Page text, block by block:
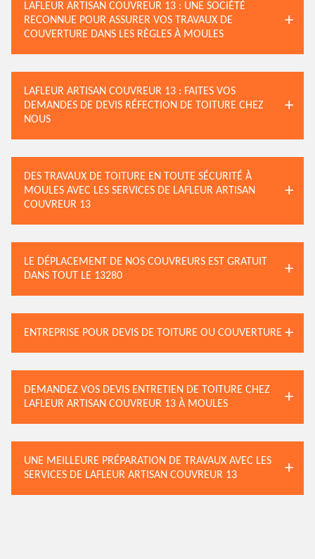
LAFLEUR ARTISAN COUVREUR 13 : UNE SOCIÉTÉ
RECONNUE POUR ASSURER VOS TRAVAUX DE
COUVERTURE DANS LES RÈGLES À MOULES
LAFLEUR ARTISAN COUVREUR 13 : FAITES VOS
DEMANDES DE DEVIS RÉFECTION DE TOITURE CHEZ
NOUS
DES TRAVAUX DE TOITURE EN TOUTE SÉCURITÉ À
MOULES AVEC LES SERVICES DE LAFLEUR ARTISAN
COUVREUR 13
LE DÉPLACEMENT DE NOS COUVREURS EST GRATUIT
DANS TOUT LE 13280
ENTREPRISE POUR DEVIS DE TOITURE OU COUVERTURE
DEMANDEZ VOS DEVIS ENTRETIEN DE TOITURE CHEZ
LAFLEUR ARTISAN COUVREUR 13 À MOULES
UNE MEILLEURE PRÉPARATION DE TRAVAUX AVEC LES
SERVICES DE LAFLEUR ARTISAN COUVREUR 13